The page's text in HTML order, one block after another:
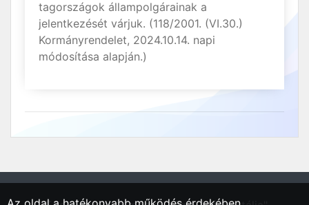
tagországok állampolgárainak a
jelentkezését várjuk. (118/2001. (VI.30.)
Kormányrendelet, 2024.10.14. napi
módosítása alapján.)